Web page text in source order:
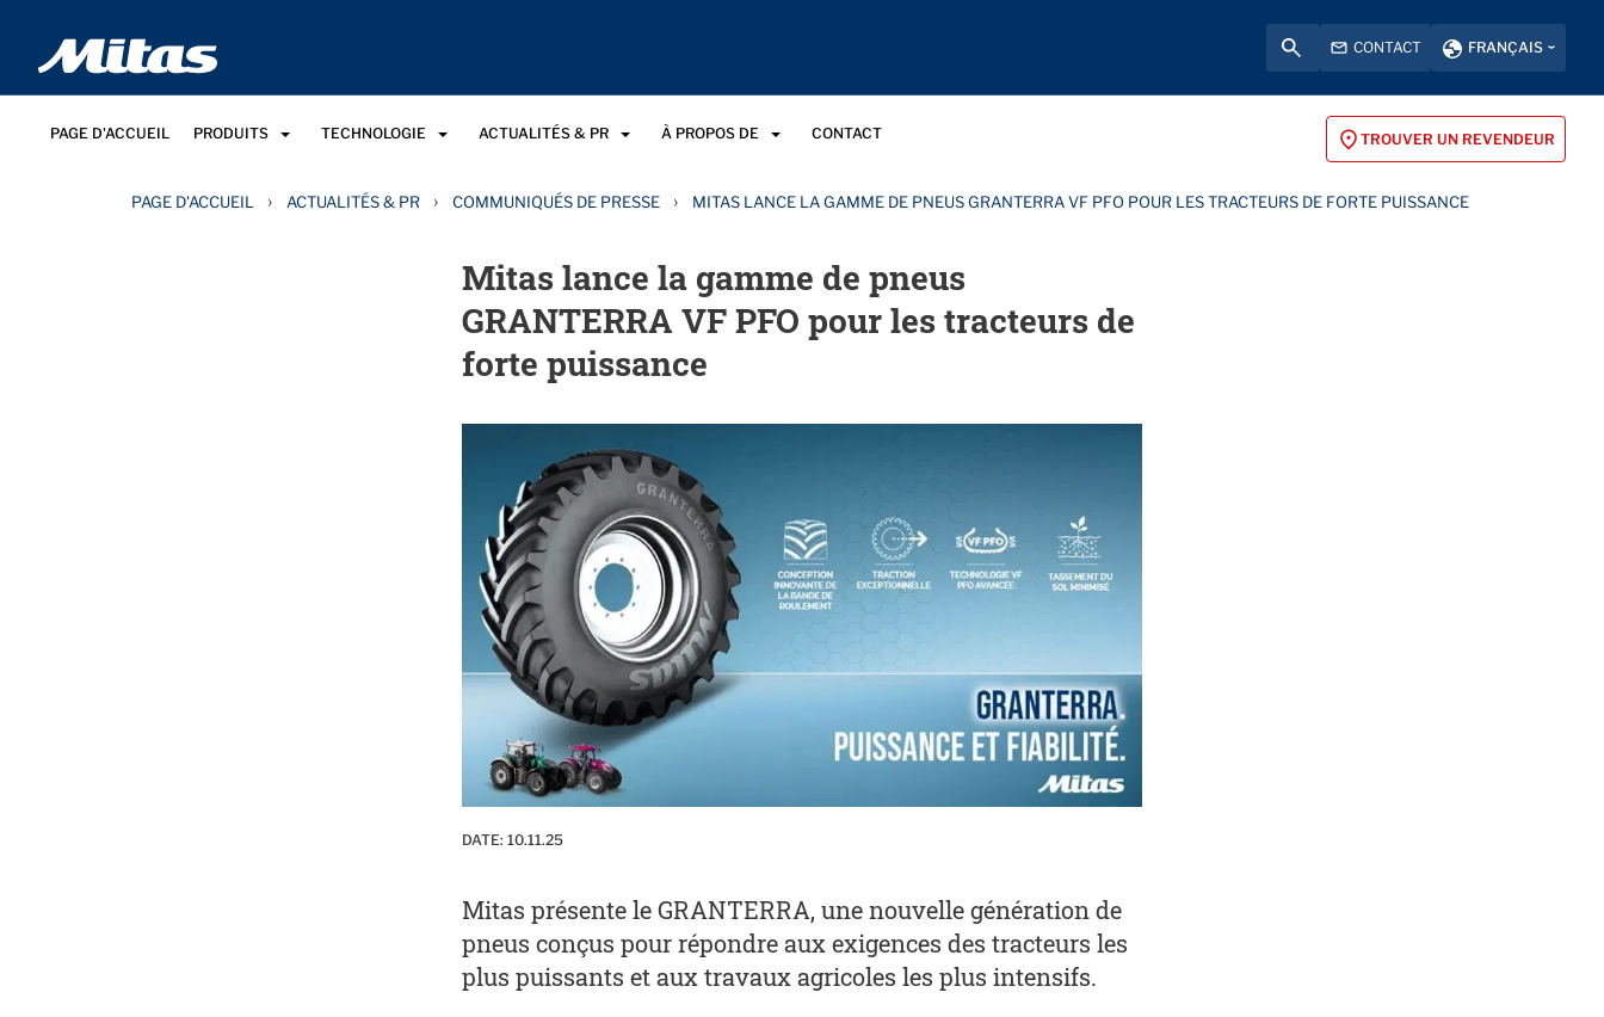
CONTACT FRANÇAIS
PAGE D'ACCUEIL PRODUITS TECHNOLOGIE ACTUALITÉS & PR À PROPOS DE CONTACT TROUVER UN REVENDEUR
PAGE D'ACCUEIL › ACTUALITÉS & PR › COMMUNIQUÉS DE PRESSE › MITAS LANCE LA GAMME DE PNEUS GRANTERRA VF PFO POUR LES TRACTEURS DE FORTE PUISSANCE
Mitas lance la gamme de pneus
GRANTERRA VF PFO pour les tracteurs de
forte puissance
DATE: 10.11.25
Mitas présente le GRANTERRA, une nouvelle génération de
pneus conçus pour répondre aux exigences des tracteurs les
plus puissants et aux travaux agricoles les plus intensifs.